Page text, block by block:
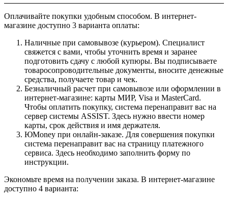
Оплачивайте покупки удобным способом. В интернет-
магазине доступно 3 варианта оплаты:
Наличные при самовывозе (курьером). Специалист
свяжется с вами, чтобы уточнить время и заранее
подготовить сдачу с любой купюры. Вы подписываете
товаросопроводительные документы, вносите денежные
средства, получаете товар и чек.
Безналичный расчет при самовывозе или оформлении в
интернет-магазине: карты МИР, Visa и MasterCard.
Чтобы оплатить покупку, система перенаправит вас на
сервер системы ASSIST. Здесь нужно ввести номер
карты, срок действия и имя держателя.
ЮMoney при онлайн-заказе. Для совершения покупки
система перенаправит вас на страницу платежного
сервиса. Здесь необходимо заполнить форму по
инструкции.
Экономьте время на получении заказа. В интернет-магазине
доступно 4 варианта: